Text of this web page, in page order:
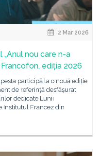
2 Mar 2026
„Anul nou care n-a
ediția 2026
participă la o nouă ediție
de referință desfășurat
dedicate Lunii
Institutul Francez din